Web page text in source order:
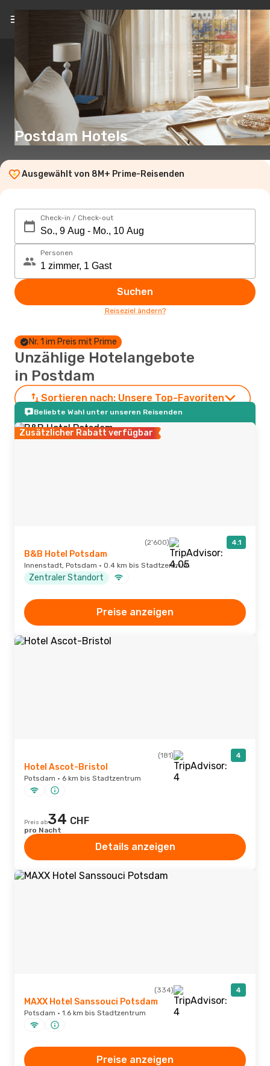
DE(CHF)
Postdam Hotels
Ausgewählt von 8M+ Prime-Reisenden
Check-in / Check-out
Personen
Suchen
Reiseziel ändern?
Nr. 1 im Preis mit Prime
Unzählige Hotelangebote
in Postdam
Sortieren nach: Unsere Top-Favoriten
Beliebte Wahl unter unseren Reisenden
Zusätzlicher Rabatt verfügbar
(2'600) 4.1
B&B Hotel Potsdam
Innenstadt, Potsdam · 0.4 km bis Stadtzentrum
Zentraler Standort
Preise anzeigen
(181) 4
Hotel Ascot-Bristol
Potsdam · 6 km bis Stadtzentrum
Preis ab34 CHF
pro Nacht
Details anzeigen
(334) 4
MAXX Hotel Sanssouci Potsdam
Potsdam · 1.6 km bis Stadtzentrum
Preise anzeigen